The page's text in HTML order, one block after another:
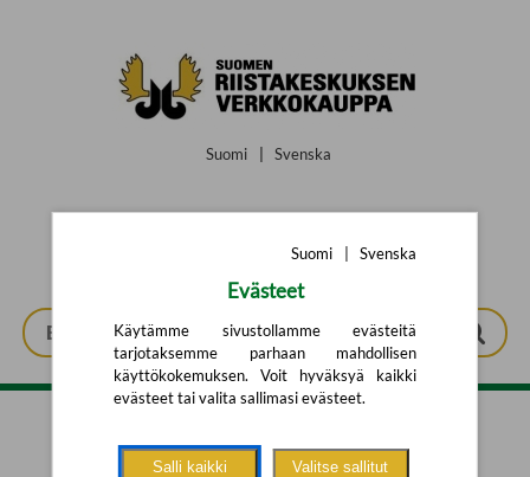
Suomi Svenska
Tarkennettu haku
Suomi Svenska
Evästeet
Käytämme sivustollamme evästeitä
tarjotaksemme parhaan mahdollisen
käyttökokemuksen. Voit hyväksyä kaikki
evästeet tai valita sallimasi evästeet.
Salli kaikki Valitse sallitut